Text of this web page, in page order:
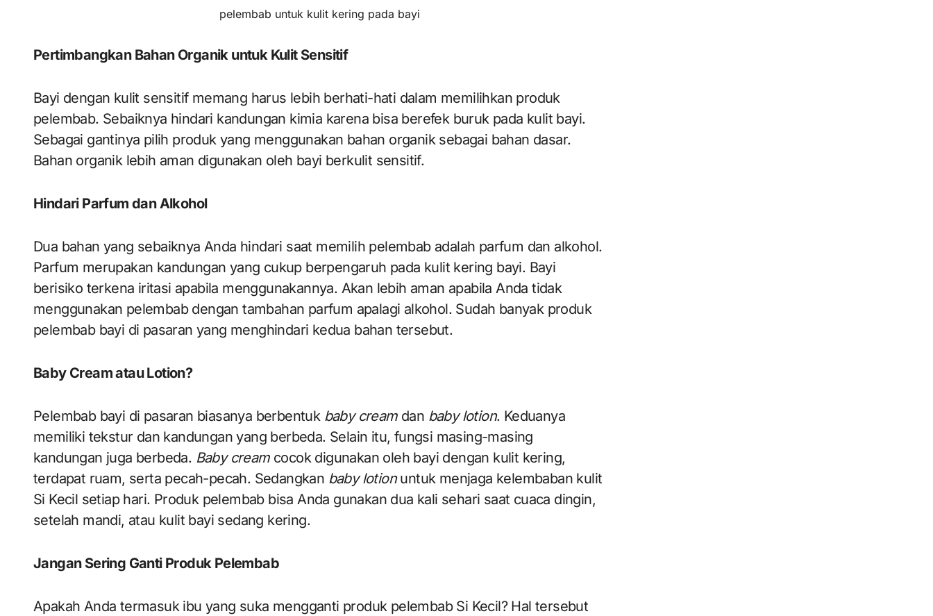
pelembab untuk kulit kering pada bayi
Pertimbangkan Bahan Organik untuk Kulit Sensitif
Bayi dengan kulit sensitif memang harus lebih berhati-hati dalam memilihkan produk
pelembab. Sebaiknya hindari kandungan kimia karena bisa berefek buruk pada kulit bayi.
Sebagai gantinya pilih produk yang menggunakan bahan organik sebagai bahan dasar.
Bahan organik lebih aman digunakan oleh bayi berkulit sensitif.
Hindari Parfum dan Alkohol
Dua bahan yang sebaiknya Anda hindari saat memilih pelembab adalah parfum dan alkohol.
Parfum merupakan kandungan yang cukup berpengaruh pada kulit kering bayi. Bayi
berisiko terkena iritasi apabila menggunakannya. Akan lebih aman apabila Anda tidak
menggunakan pelembab dengan tambahan parfum apalagi alkohol. Sudah banyak produk
pelembab bayi di pasaran yang menghindari kedua bahan tersebut.
Baby Cream atau Lotion?
Pelembab bayi di pasaran biasanya berbentuk baby cream dan baby lotion. Keduanya
memiliki tekstur dan kandungan yang berbeda. Selain itu, fungsi masing-masing
kandungan juga berbeda. Baby cream cocok digunakan oleh bayi dengan kulit kering,
terdapat ruam, serta pecah-pecah. Sedangkan baby lotionuntuk menjaga kelembaban kulit
Si Kecil setiap hari. Produk pelembab bisa Anda gunakan dua kali sehari saat cuaca dingin,
setelah mandi, atau kulit bayi sedang kering.
Jangan Sering Ganti Produk Pelembab
Apakah Anda termasuk ibu yang suka mengganti produk pelembab Si Kecil? Hal tersebut